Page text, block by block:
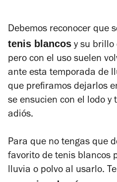
Debemos reconocer que
tenis blancos y su brillo
pero con el uso suelen
ante esta temporada de
que prefiramos dejarlos
se ensucien con el lodo y
adiós.
Para que no tengas que
favorito de tenis blancos
lluvia o polvo al usarlo.